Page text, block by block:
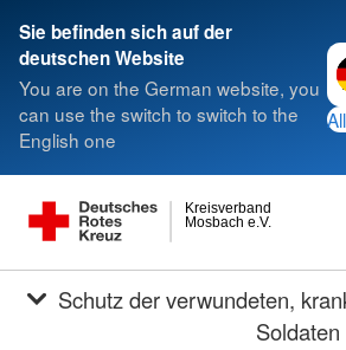
Sie befinden sich auf der
deutschen Website
You are on the German website, you
can use the switch to switch to the
English one
Mosbach e.V.
Kreisverband
Soldaten